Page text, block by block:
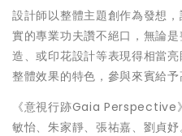
設計師以整體主題創作為發想
實的專業功夫讚不絕口，無論
造、或印花設計等表現得相當
整體效果的特色，參與來賓給予
《意視行跡Gaia Perspective
敏怡、朱家靜、張祐嘉、劉貞